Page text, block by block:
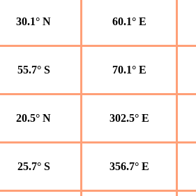
30.1° N 60.1° E
55.7° S 70.1° E
20.5° N 302.5° E
25.7° S 356.7° E